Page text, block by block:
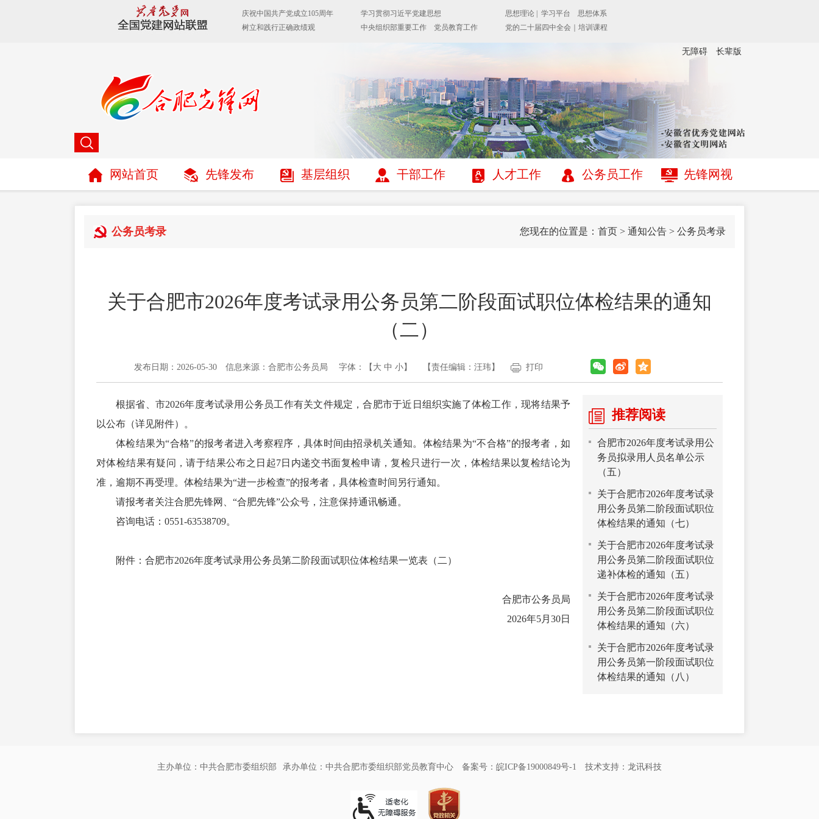
无障碍 长辈版
网站首页 先锋发布 基层组织 干部工作 人才工作 公务员工作 先锋网视
公务员考录 您现在的位置是： 首页 > 通知公告 > 公务员考录
关于合肥市2026年度考试录用公务员第二阶段面试职位体检结果的通知
（二）
发布日期：2026-05-30 信息来源：合肥市公务员局 字体：【 大 中 小】 【责任编辑：汪玮】 打印
根据省、市2026年度考试录用公务员工作有关文件规定，合肥市于近日组织实施了体检工作，现将结果予
以公布（详见附件）。
体检结果为“合格”的报考者进入考察程序，具体时间由招录机关通知。体检结果为“不合格”的报考者，如
对体检结果有疑问，请于结果公布之日起7日内递交书面复检申请，复检只进行一次，体检结果以复检结论为
准，逾期不再受理。体检结果为“进一步检查”的报考者，具体检查时间另行通知。
请报考者关注合肥先锋网、“合肥先锋”公众号，注意保持通讯畅通。
咨询电话：0551-63538709。
附件： 合肥市2026年度考试录用公务员第二阶段面试职位体检结果一览表（二）
合肥市公务员局
2026年5月30日
推荐阅读
合肥市2026年度考试录用公
务员拟录用人员名单公示
（五）
关于合肥市2026年度考试录
用公务员第二阶段面试职位
体检结果的通知（七）
关于合肥市2026年度考试录
用公务员第二阶段面试职位
递补体检的通知（五）
关于合肥市2026年度考试录
用公务员第二阶段面试职位
体检结果的通知（六）
关于合肥市2026年度考试录
用公务员第一阶段面试职位
体检结果的通知（八）
主办单位：中共合肥市委组织部 承办单位：中共合肥市委组织部党员教育中心 备案号：皖ICP备19000849号-1 技术支持： 龙讯科技